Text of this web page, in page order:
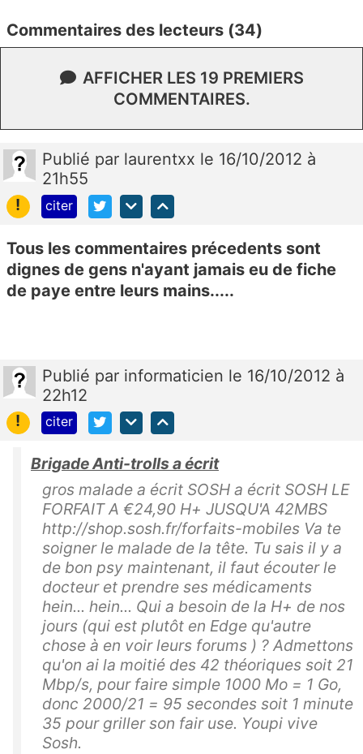
Commentaires des lecteurs (34)
AFFICHER LES 19 PREMIERS
COMMENTAIRES.
Publié par laurentxx le 16/10/2012 à
21h55
!
citer
Tous les commentaires précedents sont
dignes de gens n'ayant jamais eu de fiche
de paye entre leurs mains.....
Publié par informaticien le 16/10/2012 à
22h12
!
citer
Brigade Anti-trolls a écrit
gros malade a écrit SOSH a écrit SOSH LE
FORFAIT A €24,90 H+ JUSQU'A 42MBS
http://shop.sosh.fr/forfaits-mobiles Va te
soigner le malade de la tête. Tu sais il y a
de bon psy maintenant, il faut écouter le
docteur et prendre ses médicaments
hein... hein... Qui a besoin de la H+ de nos
jours (qui est plutôt en Edge qu'autre
chose à en voir leurs forums ) ? Admettons
qu'on ai la moitié des 42 théoriques soit 21
Mbp/s, pour faire simple 1000 Mo = 1 Go,
donc 2000/21 = 95 secondes soit 1 minute
35 pour griller son fair use. Youpi vive
Sosh.